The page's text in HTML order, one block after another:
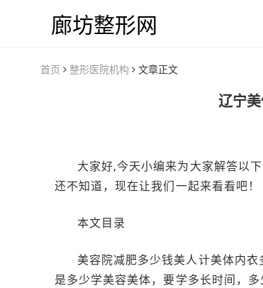
廊坊整形网
首页 整形医院机构 文章正文
辽宁
大家好,今天小编来为大家解答以
还不知道，现在让我们一起来看看吧！
本文目录
美容院减肥多少钱美人计美体内
是多少学美容美体，要学多长时间，